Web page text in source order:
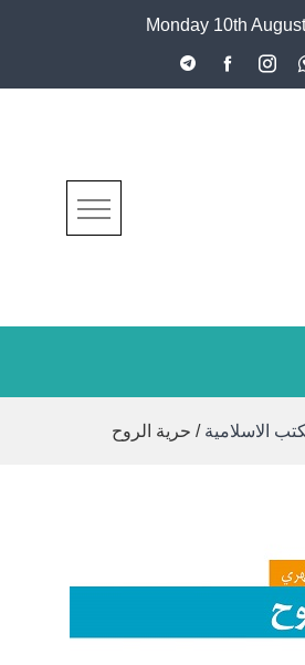
Monday 10th
الاسلامية / حرية الروح